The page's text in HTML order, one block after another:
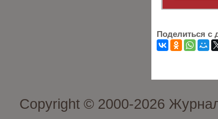
Поделиться с
Copyright © 2000-2026